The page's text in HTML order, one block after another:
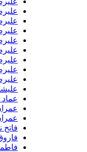
علیرضا قادری
علیرضا قاضی
علیرضا قربانی
علیرضا کیایی
علیرضا
علیرضا
علیرضا ندرلو
علیرضا ی
علیشمس و
عماد طالب
عمران ، حامد
عمران و
فاتح نورایی
فاروق جدلی